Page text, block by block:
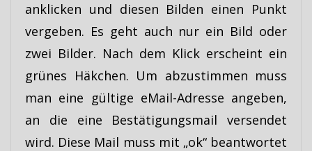
anklicken und diesen Bilden einen Punkt
vergeben. Es geht auch nur ein Bild oder
zwei Bilder. Nach dem Klick erscheint ein
grünes Häkchen. Um abzustimmen muss
man eine gültige eMail-Adresse angeben,
an die eine Bestätigungsmail versendet
wird. Diese Mail muss mit „ok“ beantwortet